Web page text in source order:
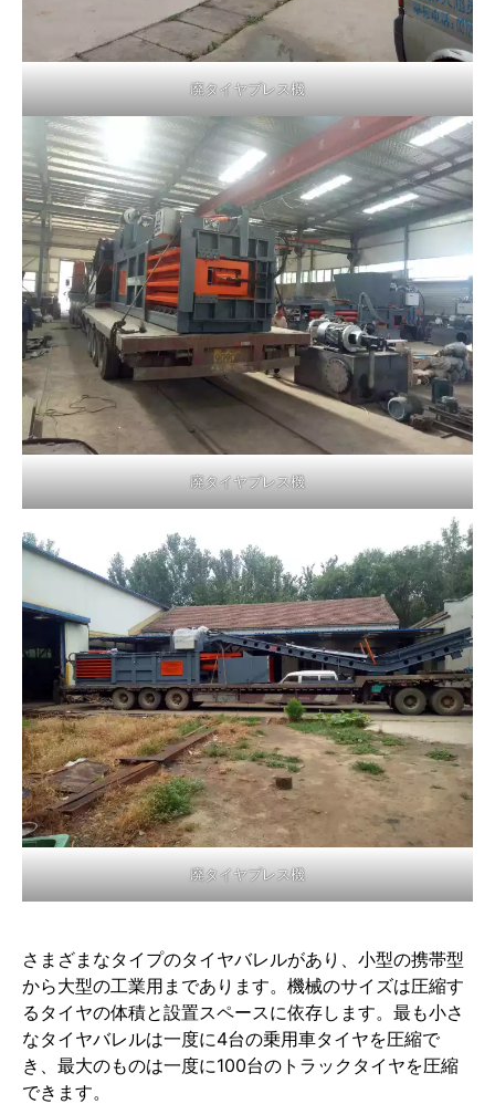
廃タイヤプレス機
廃タイヤプレス機
廃タイヤプレス機
さまざまなタイプのタイヤバレルがあり、小型の携帯型
から大型の工業用まであります。機械のサイズは圧縮す
るタイヤの体積と設置スペースに依存します。最も小さ
なタイヤバレルは一度に4台の乗用車タイヤを圧縮で
き、最大のものは一度に100台のトラックタイヤを圧縮
できます。